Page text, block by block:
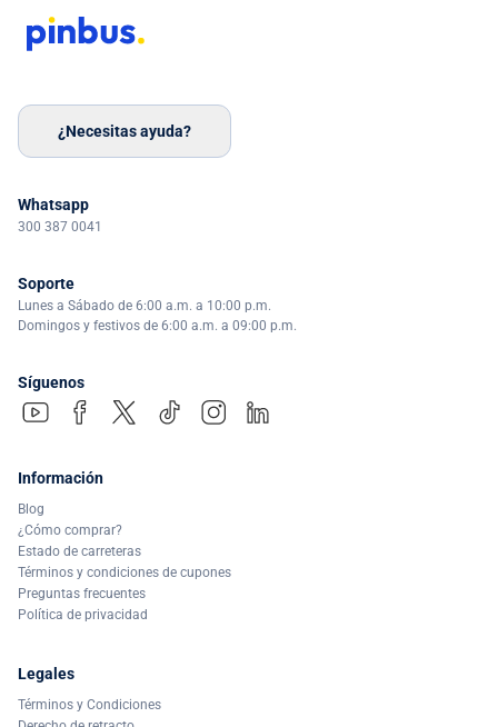
¿Necesitas ayuda?
Whatsapp
300 387 0041
Soporte
Lunes a Sábado de 6:00 a.m. a 10:00 p.m.
Domingos y festivos de 6:00 a.m. a 09:00 p.m.
Síguenos
Información
Blog
¿Cómo comprar?
Estado de carreteras
Términos y condiciones de cupones
Preguntas frecuentes
Política de privacidad
Legales
Términos y Condiciones